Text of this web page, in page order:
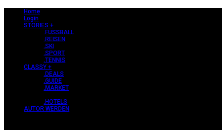
Home
Login
STORIES +
.FUSSBALL
.REISEN
.SKI
.SPORT
.TENNIS
CLASSY +
.DEALS
.GUIDE
.MARKET
.HOTELS
AUTOR WERDEN